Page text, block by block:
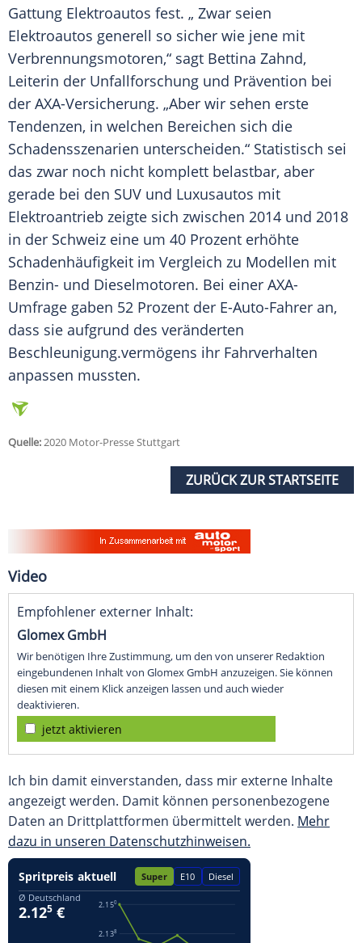
Gattung Elektroautos fest. „ Zwar seien
Elektroautos generell so sicher wie jene mit
Verbrennungsmotoren,“ sagt Bettina Zahnd,
Leiterin der Unfallforschung und Prävention bei
der AXA-Versicherung. „Aber wir sehen erste
Tendenzen, in welchen Bereichen sich die
Schadensszenarien unterscheiden.“ Statistisch sei
das zwar noch nicht komplett belastbar, aber
gerade bei den SUV und Luxusautos mit
Elektroantrieb zeigte sich zwischen 2014 und 2018
in der Schweiz eine um 40 Prozent erhöhte
Schadenhäufigkeit im Vergleich zu Modellen mit
Benzin- und Dieselmotoren. Bei einer AXA-
Umfrage gaben 52 Prozent der E-Auto-Fahrer an,
dass sie aufgrund des veränderten
Beschleunigung.vermögens ihr Fahrverhalten
anpassen mussten.
Quelle:2020 Motor-Presse Stuttgart
ZURÜCK ZUR STARTSEITE
Video
Empfohlener externer Inhalt:
Glomex GmbH
Wir benötigen Ihre Zustimmung, um den von unserer Redaktion
eingebundenen Inhalt von Glomex GmbH anzuzeigen. Sie können
diesen mit einem Klick anzeigen lassen und auch wieder
deaktivieren.
jetzt aktivieren
Ich bin damit einverstanden, dass mir externe Inhalte
angezeigt werden. Damit können personenbezogene
Daten an Drittplattformen übermittelt werden. Mehr
dazu in unseren Datenschutzhinweisen.